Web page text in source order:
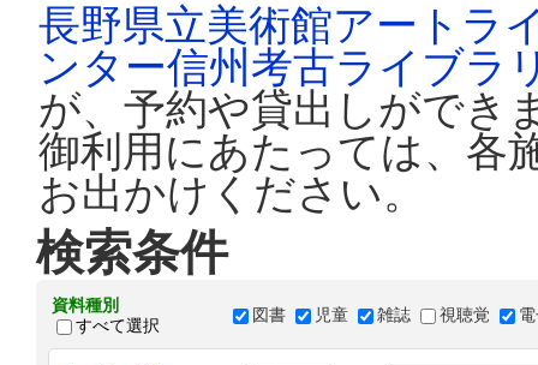
長野県立美術館アートラ
ンター信州考古ライブラ
が、予約や貸出しができ
御利用にあたっては、各
お出かけください。
検索条件
資料種別
すべて選択
図書 児童 雑誌 視聴覚